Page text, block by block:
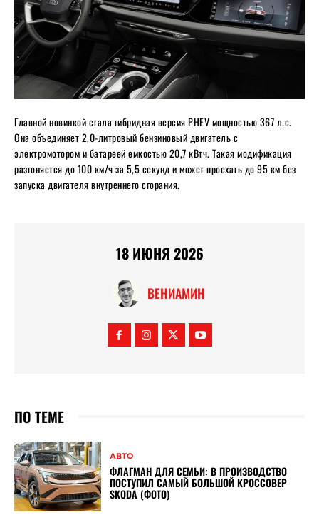
Главной новинкой стала гибридная версия PHEV мощностью 367 л.с.
Она объединяет 2,0-литровый бензиновый двигатель с
электромотором и батареей емкостью 20,7 кВтч. Такая модификация
разгоняется до 100 км/ч за 5,5 секунд и может проехать до 95 км без
запуска двигателя внутреннего сгорания.
18 ИЮНЯ 2026
ВЕНИАМИН
ПО ТЕМЕ
АВТО
ФЛАГМАН ДЛЯ СЕМЬИ: В ПРОИЗВОДСТВО
ПОСТУПИЛ САМЫЙ БОЛЬШОЙ КРОССОВЕР
SKODA (ФОТО)